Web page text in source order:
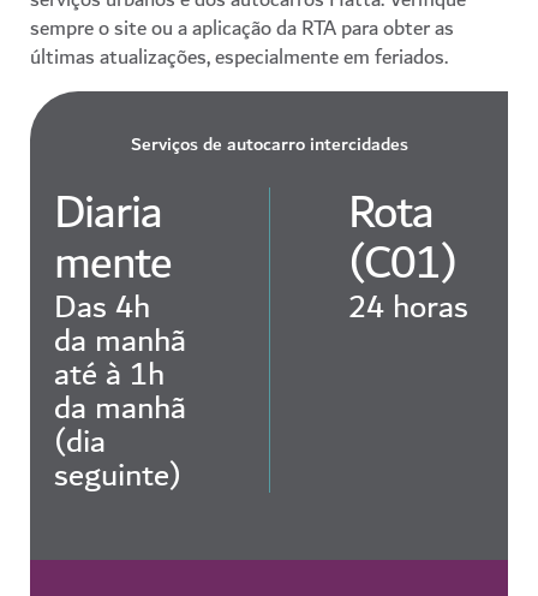
sempre o site ou a aplicação da RTA para obter as
últimas atualizações, especialmente em feriados.
Serviços de autocarro intercidades
Diaria
mente
Das 4h
da manhã
até à 1h
da manhã
(dia
seguinte)
Rota
(C01)
24 horas